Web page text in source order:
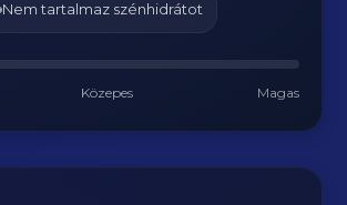
Nem tartalmaz szénhidrátot
Közepes Magas